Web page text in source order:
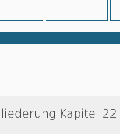
Kapitel 22